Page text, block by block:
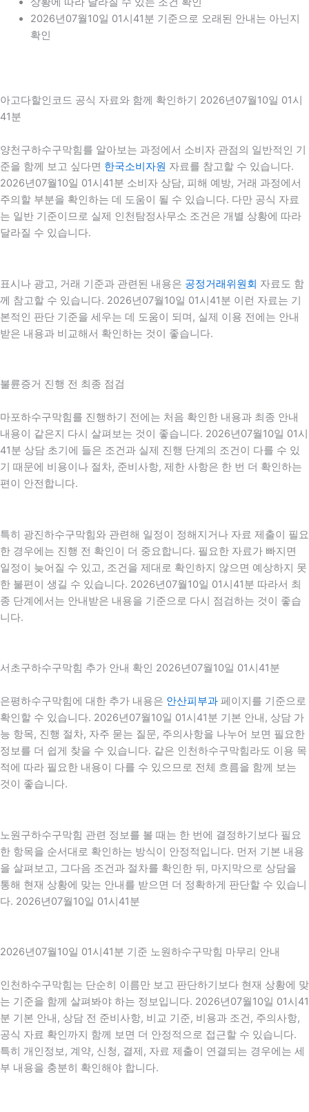
2026년07월10일 01시41분 기준으로 오래된 안내는 아닌지
확인
아고다할인코드 공식 자료와 함께 확인하기 2026년07월10일 01시
41분
양천구하수구막힘를 알아보는 과정에서 소비자 관점의 일반적인 기
준을 함께 보고 싶다면 한국소비자원 자료를 참고할 수 있습니다.
2026년07월10일 01시41분 소비자 상담, 피해 예방, 거래 과정에서
주의할 부분을 확인하는 데 도움이 될 수 있습니다. 다만 공식 자료
는 일반 기준이므로 실제 인천탐정사무소 조건은 개별 상황에 따라
달라질 수 있습니다.
표시나 광고, 거래 기준과 관련된 내용은 공정거래위원회 자료도 함
께 참고할 수 있습니다. 2026년07월10일 01시41분 이런 자료는 기
본적인 판단 기준을 세우는 데 도움이 되며, 실제 이용 전에는 안내
받은 내용과 비교해서 확인하는 것이 좋습니다.
불륜증거 진행 전 최종 점검
마포하수구막힘를 진행하기 전에는 처음 확인한 내용과 최종 안내
내용이 같은지 다시 살펴보는 것이 좋습니다. 2026년07월10일 01시
41분 상담 초기에 들은 조건과 실제 진행 단계의 조건이 다를 수 있
기 때문에 비용이나 절차, 준비사항, 제한 사항은 한 번 더 확인하는
편이 안전합니다.
특히 광진하수구막힘와 관련해 일정이 정해지거나 자료 제출이 필요
한 경우에는 진행 전 확인이 더 중요합니다. 필요한 자료가 빠지면
일정이 늦어질 수 있고, 조건을 제대로 확인하지 않으면 예상하지 못
한 불편이 생길 수 있습니다. 2026년07월10일 01시41분 따라서 최
종 단계에서는 안내받은 내용을 기준으로 다시 점검하는 것이 좋습
니다.
서초구하수구막힘 추가 안내 확인 2026년07월10일 01시41분
은평하수구막힘에 대한 추가 내용은 안산피부과 페이지를 기준으로
확인할 수 있습니다. 2026년07월10일 01시41분 기본 안내, 상담 가
능 항목, 진행 절차, 자주 묻는 질문, 주의사항을 나누어 보면 필요한
정보를 더 쉽게 찾을 수 있습니다. 같은 인천하수구막힘라도 이용 목
적에 따라 필요한 내용이 다를 수 있으므로 전체 흐름을 함께 보는
것이 좋습니다.
노원구하수구막힘 관련 정보를 볼 때는 한 번에 결정하기보다 필요
한 항목을 순서대로 확인하는 방식이 안정적입니다. 먼저 기본 내용
을 살펴보고, 그다음 조건과 절차를 확인한 뒤, 마지막으로 상담을
통해 현재 상황에 맞는 안내를 받으면 더 정확하게 판단할 수 있습니
다. 2026년07월10일 01시41분
2026년07월10일 01시41분 기준 노원하수구막힘 마무리 안내
인천하수구막힘는 단순히 이름만 보고 판단하기보다 현재 상황에 맞
는 기준을 함께 살펴봐야 하는 정보입니다. 2026년07월10일 01시41
분 기본 안내, 상담 전 준비사항, 비교 기준, 비용과 조건, 주의사항,
공식 자료 확인까지 함께 보면 더 안정적으로 접근할 수 있습니다.
특히 개인정보, 계약, 신청, 결제, 자료 제출이 연결되는 경우에는 세
부 내용을 충분히 확인해야 합니다.